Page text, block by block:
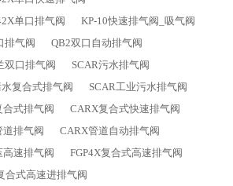
单口排气阀
KP-10快速排气阀_吸气阀
排气阀
QB2双口自动排气阀
双口排气阀
SCAR污水排气阀
水复合式排气阀
SCAR工业污水排气阀
合式排气阀
CARX复合式快速排气阀
道排气阀
CARX管道自动排气阀
高速排气阀
FGP4X复合式高速排气阀
合式高速进排气阀